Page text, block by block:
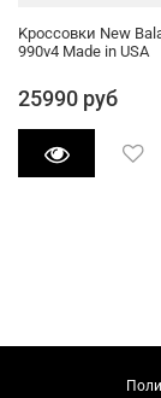
Kроссовки New
990v4 Made in USA
25990 руб